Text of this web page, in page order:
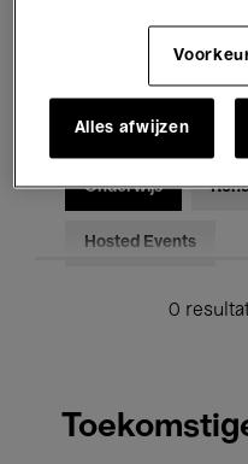
Voor iedereen
Onderwijs
Hosted Events
0
Alles afwijzen